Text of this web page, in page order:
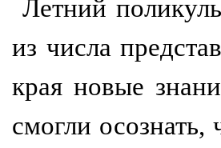
Летний
из числа
края новые
смогли осознать,